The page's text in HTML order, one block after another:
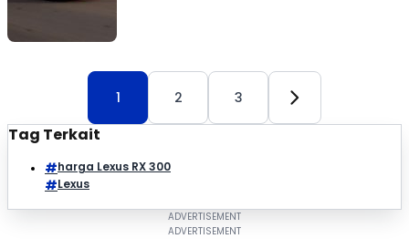
1 2 3
Tag Terkait
harga Lexus RX 300
Lexus